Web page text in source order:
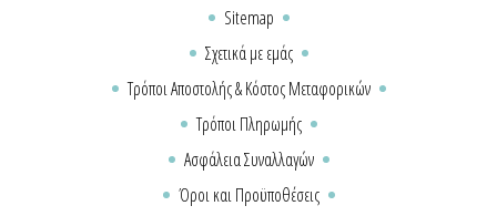
Sitemap
Σχετικά με εμάς
Τρόποι Αποστολής & Κόστος Μεταφορικών
Τρόποι Πληρωμής
Ασφάλεια Συναλλαγών
Όροι και Προϋποθέσεις